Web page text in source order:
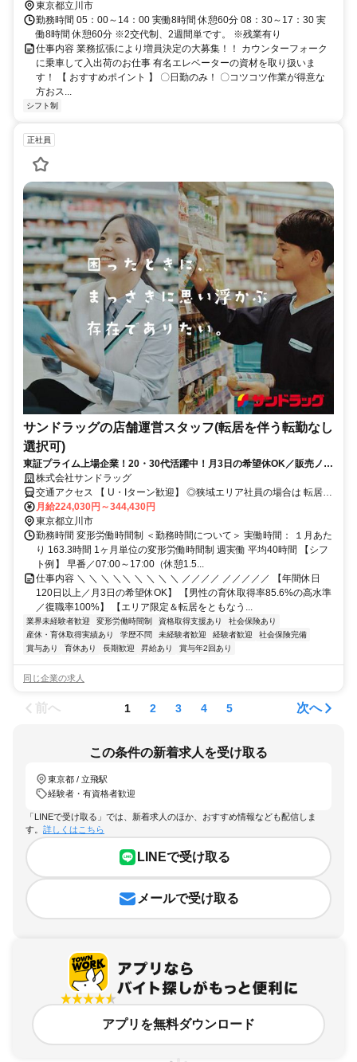
東京都立川市
勤務時間 05：00～14：00 実働8時間 休憩60分 08：30～17：30 実
働8時間 休憩60分 ※2交代制、2週間単です。 ※残業有り
仕事内容 業務拡張により増員決定の大募集！！ カウンターフォーク
に乗車して入出荷のお仕事 有名エレベーターの資材を取り扱いま
す！ 【 おすすめポイント 】 〇日勤のみ！ 〇コツコツ作業が得意な
方おス...
シフト制
正社員
サンドラッグの店舗運営スタッフ(転居を伴う転勤なし
選択可)
東証プライム上場企業！20・30代活躍中！月3日の希望休OK／販売ノル
マなし／年収例32歳SV816万円／販促企画～商品管理など店舗運営がメ
インの仕事
株式会社サンドラッグ
交通アクセス 【 U・Iターン歓迎】 ◎狭域エリア社員の場合は 転居を
伴う転勤はありません。 ◎マイカー通勤OK
月給224,030円～344,430円
東京都立川市
勤務時間 変形労働時間制 ＜勤務時間について＞ 実働時間： １月あた
り 163.3時間 1ヶ月単位の変形労働時間制 週実働 平均40時間 【シフ
ト例】 早番／07:00～17:00（休憩1.5...
仕事内容 ＼ ＼ ＼ ＼＼ ＼ ＼ ＼ ＼ ／／／／ ／／／／／ 【年間休日
120日以上／月3日の希望休OK】 【男性の育休取得率85.6%の高水準
／復職率100%】 【エリア限定＆転居をともなう...
業界未経験者歓迎 変形労働時間制 資格取得支援あり
社会保険あり
産休・育休取得実績あり
学歴不問 未経験者歓迎 経験者歓迎
社会保険完備
賞与あり
育休あり 長期歓迎 昇給あり 賞与年2回あり
同じ企業の求人
前へ 1 2 3 4 5 次へ
この条件の新着求人を受け取る
東京都 / 立飛駅
経験者・有資格者歓迎
「LINEで受け取る」では、新着求人のほか、おすすめ情報なども配信しま
す。 詳しくはこちら
LINEで受け取る
メールで受け取る
アプリを無料ダウンロード